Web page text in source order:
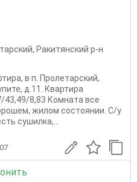
, Ракитянский р-н
в п. Пролетарский,
д.11. Квартира
43,49/8,83 Комната все
жилом состоянии. С/у
сушилка,...